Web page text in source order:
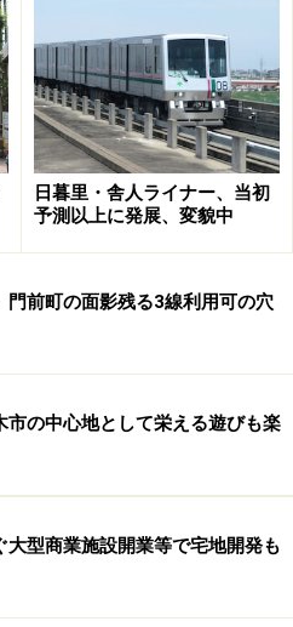
日暮里・舎人ライナー、当初
予測以上に発展、変貌中
門前町の面影残る3線利用可の穴
市の中心地として栄える遊びも楽
大型商業施設開業等で宅地開発も